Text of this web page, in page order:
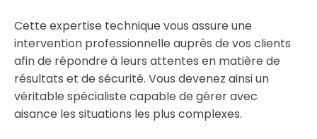
Cette expertise technique vous assure une
intervention professionnelle auprès de vos clients
afin de répondre à leurs attentes en matière de
résultats et de sécurité. Vous devenez ainsi un
véritable spécialiste capable de gérer avec
aisance les situations les plus complexes.